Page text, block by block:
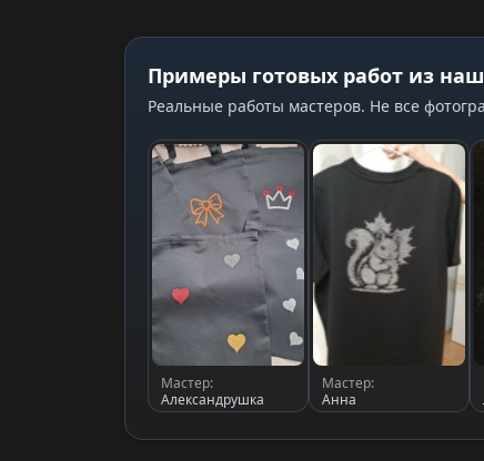
Примеры готовых работ из
Реальные работы мастеров. Не все
Мастер:
Александрушка
Мастер:
Анна